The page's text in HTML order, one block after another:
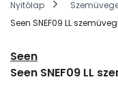
Nyitólap
Seen SNEF09 LL
Seen
Seen SNEF09 LL